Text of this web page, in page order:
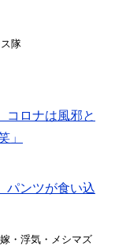
隊
コロナは風邪と
」
パンツが食い込
・浮気・メシマズ